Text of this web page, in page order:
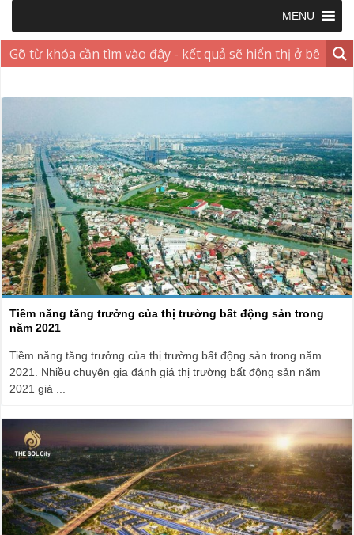
MENU
Tiềm năng tăng trưởng của thị trường bất động sản trong
năm 2021
Tiềm năng tăng trưởng của thị trường bất động sản trong năm
2021. Nhiều chuyên gia đánh giá thị trường bất động sản năm
2021 giá ...